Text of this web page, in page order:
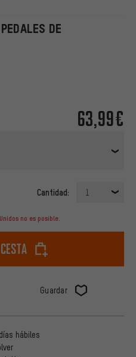
DE
63,99€
Cantidad: 1
no es posible.
Guardar
hábiles